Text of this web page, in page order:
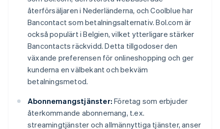
återförsäljaren i Nederländerna, och Coolblue har
Bancontact som betalningsalternativ. Bol.com är
också populärt i Belgien, vilket ytterligare stärker
Bancontacts räckvidd. Detta tillgodoser den
växande preferensen för onlineshopping och ger
kunderna en välbekant och bekväm
betalningsmetod.
Abonnemangstjänster: Företag som erbjuder
återkommande abonnemang, t.ex.
streamingtjänster och allmännyttiga tjänster, anser